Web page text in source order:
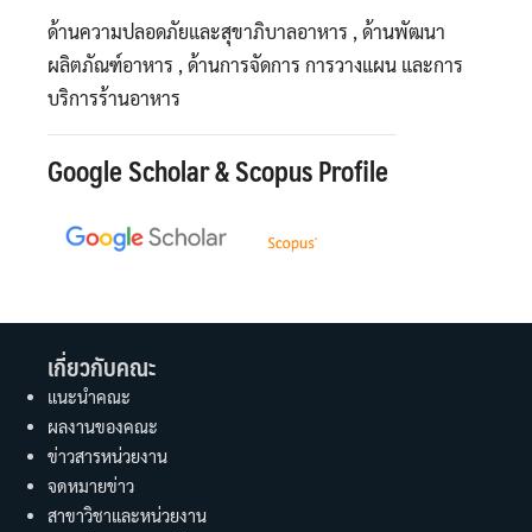
ด้านความปลอดภัยและสุขาภิบาลอาหาร , ด้านพัฒนา
ผลิตภัณฑ์อาหาร , ด้านการจัดการ การวางแผน และการ
บริการร้านอาหาร
Google Scholar & Scopus Profile
เกี่ยวกับคณะ
แนะนำคณะ
ผลงานของคณะ
ข่าวสารหน่วยงาน
จดหมายข่าว
สาขาวิชาและหน่วยงาน